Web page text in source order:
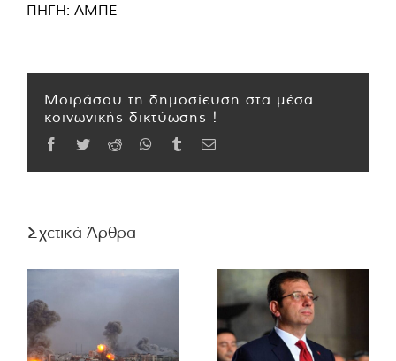
ΠΗΓΗ: ΑΜΠΕ
Μοιράσου τη δημοσίευση στα μέσα
κοινωνικής δικτύωσης !
Facebook
TwitterReddit WhatsApp
TumblrEmail
Σχετικά Άρθρα